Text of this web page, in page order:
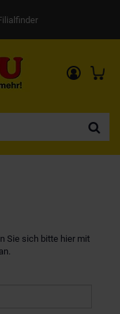
Sie sich bitte hier mit